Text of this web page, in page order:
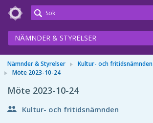
Meetings+
NÄMNDER & STYRELSER
Nämnder & Styrelser
Kultur- och fritidsnämnden
Möte 2023-10-24
Möte 2023-10-24
Kultur- och fritidsnämnden